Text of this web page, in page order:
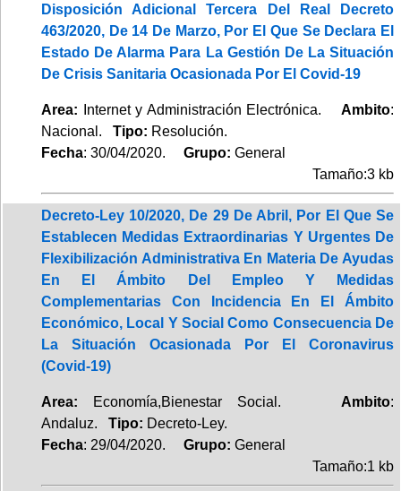
Disposición Adicional Tercera Del Real Decreto
463/2020, De 14 De Marzo, Por El Que Se Declara El
Estado De Alarma Para La Gestión De La Situación
De Crisis Sanitaria Ocasionada Por El Covid-19
Area: Internet y Administración Electrónica. Ambito:
Nacional. Tipo: Resolución.
Fecha: 30/04/2020. Grupo: General
Tamaño:3 kb
Decreto-Ley 10/2020, De 29 De Abril, Por El Que Se
Establecen Medidas Extraordinarias Y Urgentes De
Flexibilización Administrativa En Materia De Ayudas
En El Ámbito Del Empleo Y Medidas
Complementarias Con Incidencia En El Ámbito
Económico, Local Y Social Como Consecuencia De
La Situación Ocasionada Por El Coronavirus
(Covid-19)
Area: Economía,Bienestar Social. Ambito:
Andaluz. Tipo: Decreto-Ley.
Fecha: 29/04/2020. Grupo: General
Tamaño:1 kb